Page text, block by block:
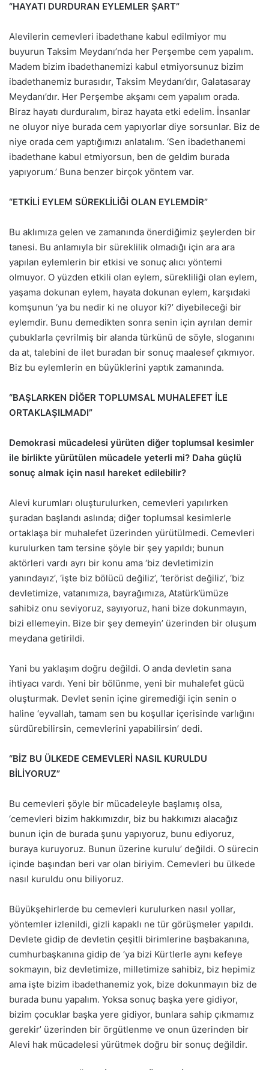
“HAYATI DURDURAN EYLEMLER ŞART”
Alevilerin cemevleri ibadethane kabul edilmiyor mu
buyurun Taksim Meydanı’nda her Perşembe cem yapalım.
Madem bizim ibadethanemizi kabul etmiyorsunuz bizim
ibadethanemiz burasıdır, Taksim Meydanı’dır, Galatasaray
Meydanı’dır. Her Perşembe akşamı cem yapalım orada.
Biraz hayatı durduralım, biraz hayata etki edelim. İnsanlar
ne oluyor niye burada cem yapıyorlar diye sorsunlar. Biz de
niye orada cem yaptığımızı anlatalım. ‘Sen ibadethanemi
ibadethane kabul etmiyorsun, ben de geldim burada
yapıyorum.’ Buna benzer birçok yöntem var.
“ETKİLİ EYLEM SÜREKLİLİĞİ OLAN EYLEMDİR”
Bu aklımıza gelen ve zamanında önerdiğimiz şeylerden bir
tanesi. Bu anlamıyla bir süreklilik olmadığı için ara ara
yapılan eylemlerin bir etkisi ve sonuç alıcı yöntemi
olmuyor. O yüzden etkili olan eylem, sürekliliği olan eylem,
yaşama dokunan eylem, hayata dokunan eylem, karşıdaki
komşunun ‘ya bu nedir ki ne oluyor ki?’ diyebileceği bir
eylemdir. Bunu demedikten sonra senin için ayrılan demir
çubuklarla çevrilmiş bir alanda türkünü de söyle, sloganını
da at, talebini de ilet buradan bir sonuç maalesef çıkmıyor.
Biz bu eylemlerin en büyüklerini yaptık zamanında.
“BAŞLARKEN DİĞER TOPLUMSAL MUHALEFET İLE
ORTAKLAŞILMADI”
Demokrasi mücadelesi yürüten diğer toplumsal kesimler
ile birlikte yürütülen mücadele yeterli mi? Daha güçlü
sonuç almak için nasıl hareket edilebilir?
Alevi kurumları oluşturulurken, cemevleri yapılırken
şuradan başlandı aslında; diğer toplumsal kesimlerle
ortaklaşa bir muhalefet üzerinden yürütülmedi. Cemevleri
kurulurken tam tersine şöyle bir şey yapıldı; bunun
aktörleri vardı ayrı bir konu ama ‘biz devletimizin
yanındayız’, ‘işte biz bölücü değiliz’, ‘terörist değiliz’, ‘biz
devletimize, vatanımıza, bayrağımıza, Atatürk’ümüze
sahibiz onu seviyoruz, sayıyoruz, hani bize dokunmayın,
bizi ellemeyin. Bize bir şey demeyin’ üzerinden bir oluşum
meydana getirildi.
Yani bu yaklaşım doğru değildi. O anda devletin sana
ihtiyacı vardı. Yeni bir bölünme, yeni bir muhalefet gücü
oluşturmak. Devlet senin içine giremediği için senin o
haline ‘eyvallah, tamam sen bu koşullar içerisinde varlığını
sürdürebilirsin, cemevlerini yapabilirsin’ dedi.
“BİZ BU ÜLKEDE CEMEVLERİ NASIL KURULDU
BİLİYORUZ”
Bu cemevleri şöyle bir mücadeleyle başlamış olsa,
‘cemevleri bizim hakkımızdır, biz bu hakkımızı alacağız
bunun için de burada şunu yapıyoruz, bunu ediyoruz,
buraya kuruyoruz. Bunun üzerine kurulu’ değildi. O sürecin
içinde başından beri var olan biriyim. Cemevleri bu ülkede
nasıl kuruldu onu biliyoruz.
Büyükşehirlerde bu cemevleri kurulurken nasıl yollar,
yöntemler izlenildi, gizli kapaklı ne tür görüşmeler yapıldı.
Devlete gidip de devletin çeşitli birimlerine başbakanına,
cumhurbaşkanına gidip de ‘ya bizi Kürtlerle aynı kefeye
sokmayın, biz devletimize, milletimize sahibiz, biz hepimiz
ama işte bizim ibadethanemiz yok, bize dokunmayın biz de
burada bunu yapalım. Yoksa sonuç başka yere gidiyor,
bizim çocuklar başka yere gidiyor, bunlara sahip çıkmamız
gerekir’ üzerinden bir örgütlenme ve onun üzerinden bir
Alevi hak mücadelesi yürütmek doğru bir sonuç değildir.